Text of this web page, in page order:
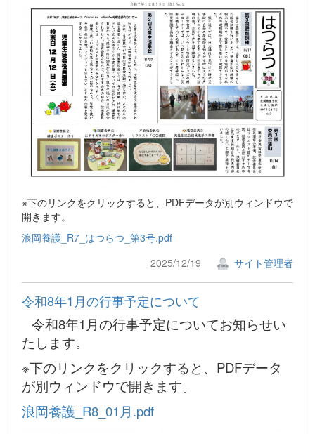
※下のリンクをクリックすると、PDFデータが別ウィンドウで
開きます。
浪岡養護_R7_はつらつ_第3号.pdf
2025/12/19
サイト管理者
令和8年1月の行事予定について
令和8年1月の行事予定についてお知らせい
たします。
※下のリンクをクリックすると、PDFデータ
が別ウィンドウで開きます。
浪岡養護_R8_01月.pdf